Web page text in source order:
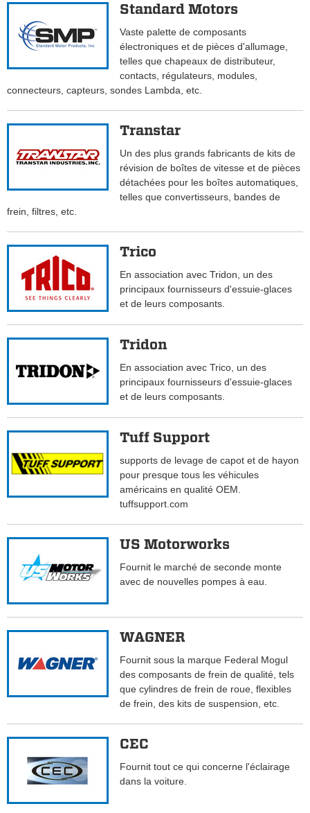
Standard Motors
Vaste palette de composants
électroniques et de pièces d'allumage,
telles que chapeaux de distributeur,
contacts, régulateurs, modules,
connecteurs, capteurs, sondes Lambda, etc.
Transtar
Un des plus grands fabricants de kits de
révision de boîtes de vitesse et de pièces
détachées pour les boîtes automatiques,
telles que convertisseurs, bandes de
frein, filtres, etc.
Trico
En association avec Tridon, un des
principaux fournisseurs d'essuie-glaces
et de leurs composants.
Tridon
En association avec Trico, un des
principaux fournisseurs d'essuie-glaces
et de leurs composants.
Tuff Support
supports de levage de capot et de hayon
pour presque tous les véhicules
américains en qualité OEM.
tuffsupport.com
US Motorworks
Fournit le marché de seconde monte
avec de nouvelles pompes à eau.
WAGNER
Fournit sous la marque Federal Mogul
des composants de frein de qualité, tels
que cylindres de frein de roue, flexibles
de frein, des kits de suspension, etc.
CEC
Fournit tout ce qui concerne l'éclairage
dans la voiture.